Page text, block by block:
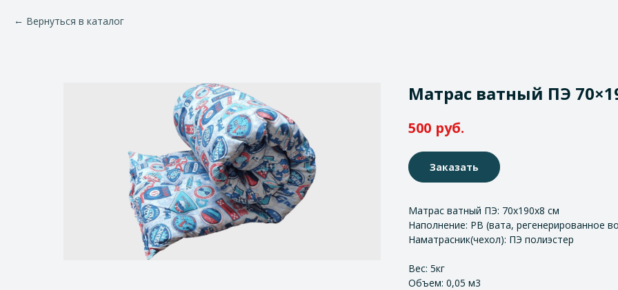
Вернуться в каталог
Матрас ватный ПЭ
500 руб.
Заказать
Матрас ватный ПЭ: 70х190х8 см
Наполнение: РВ (вата, регенерированное
Наматрасник(чехол): ПЭ полиэстер
Вес: 5кг
Объем: 0,05 м3